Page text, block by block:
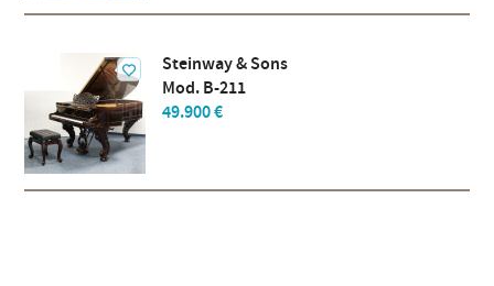
Steinway & Sons
Mod. B-211
49.900 €